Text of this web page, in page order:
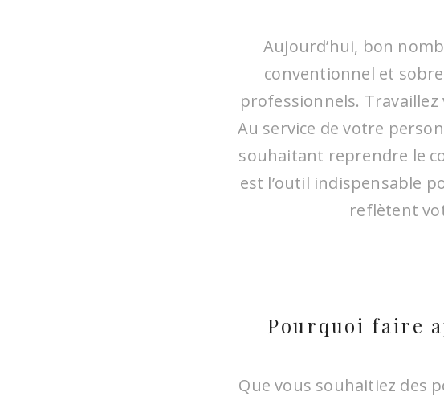
Aujourd’hui, bon
conventionnel et
professionnels.
Au service de votre
souhaitant reprendre le
est l’outil indispensable
reflètent
Pourquoi faire
Que vous souhaitiez des